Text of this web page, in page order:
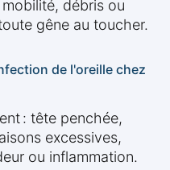
débris ou
gêne au toucher.
de l'oreille chez
: tête penchée,
excessives,
ou inflammation.